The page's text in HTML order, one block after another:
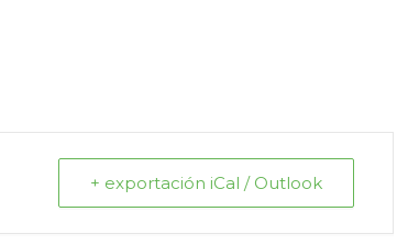
+ exportación iCal / Outlook